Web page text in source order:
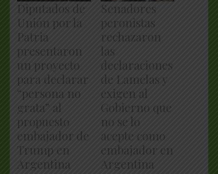
Diputados de
Unión por la
Patria
presentaron
un proyecto
para declarar
“persona no
grata” al
propuesto
embajador de
Trump en
Argentina
Senadores
peronistas
rechazaron
las
declaraciones
de Lamelas y
exigen al
Gobierno que
no se lo
acepte como
embajador en
Argentina